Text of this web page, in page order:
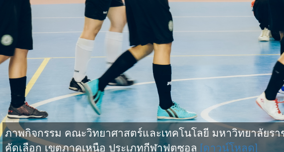
ภาพกิจกรรม คณะวิทยาศาสตร์และเทคโนโลยี มหาวิทยาลัยร
คัดเลือก เขตภาคเหนือ ประเภทกีฬาฟุตซอล [ดาวน์โหลด]